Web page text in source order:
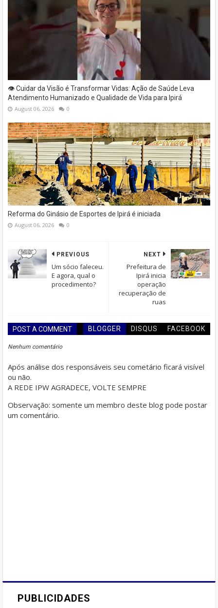
👁️ Cuidar da Visão é Transformar Vidas: Ação de Saúde Leva
Atendimento Humanizado e Qualidade de Vida para Ipirá
August 06, 2026 0
Reforma do Ginásio de Esportes de Ipirá é iniciada
August 06, 2026 0
NEXT
Prefeitura de
Ipirá inicia
operação
recuperação de
ruas
PREVIOUS
Um sócio faleceu.
E agora, qual o
procedimento?
POST A COMMENT BLOGGER DISQUS FACEBOOK
Nenhum comentário
Após análise dos responsáveis seu cometário ficará visível
ou não.
A REDE IPW AGRADECE, VOLTE SEMPRE
Observação: somente um membro deste blog pode postar
um comentário.
PUBLICIDADES